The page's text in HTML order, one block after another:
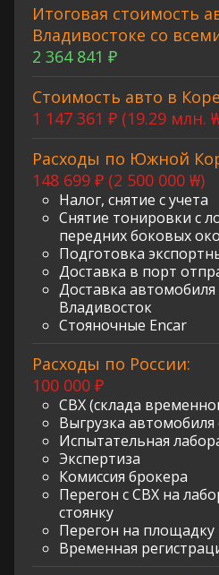
Итоговая стоимость
Владивостоке со
2 364 841 ₽
Стоимость авто в
1 147 361 ₽ (19.29 млн.
Расходы по Южной
148 699 ₽ (2 500 000 ₩)
Налог, снятие с учета
Снятие тонировки с
передних боковых
Подготовка
Доставка в порт
Доставка
Владивосток
Стояночные Encar
Расходы по России:
100 000 ₽
СВХ (склада
Выгрузка автомобиля
Испытательная
Экспертиза
Комиссия брокера
Перегон с СВХ на
стоянку
Перегон на площадку
Временная